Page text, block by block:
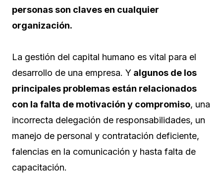
personas son claves en cualquier
organización.
La gestión del capital humano es vital para el
desarrollo de una empresa. Y algunos de los
principales problemas están relacionados
con la falta de motivación y compromiso, una
incorrecta delegación de responsabilidades, un
manejo de personal y contratación deficiente,
falencias en la comunicación y hasta falta de
capacitación.